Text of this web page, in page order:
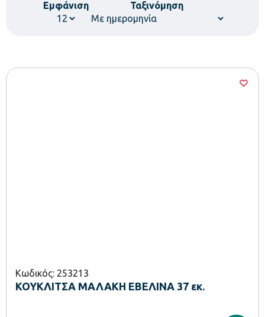
Εμφάνιση
Ταξινόμηση
Κωδικός: 253213
ΚΟΥΚΛΙΤΣΑ ΜΑΛΑΚΗ ΕΒΕΛΙΝΑ 37 εκ.